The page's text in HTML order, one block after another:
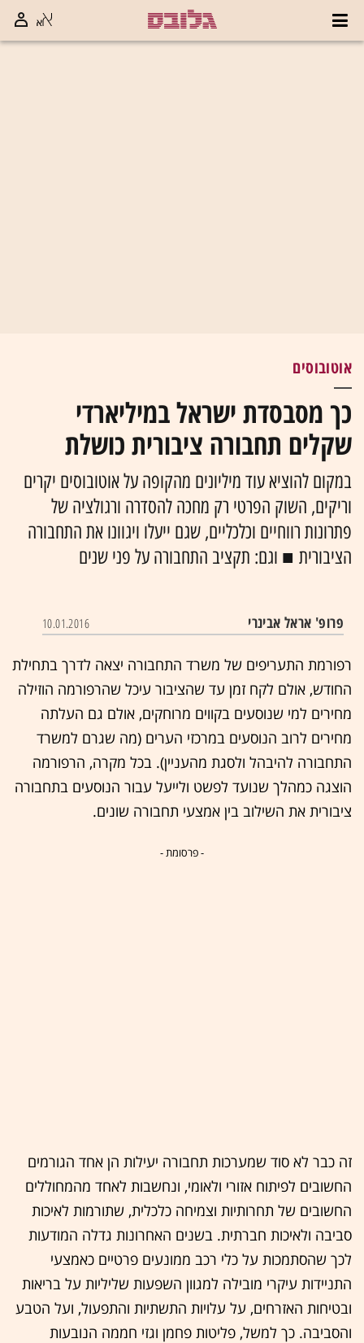
אוטובוסים
כך מסבסדת ישראל במיליארדי
שקלים תחבורה ציבורית כושלת
במקום להוציא עוד מיליונים מהקופה על אוטובוסים יקרים
וריקים, השוק הפרטי רק מחכה להסדרה ורגולציה של
פתרונות רווחיים וכלכליים, שגם ייעלו ויגוונו את התחבורה
הציבורית ■ וגם: תקציב התחבורה על פני שנים
פרופ' אראל אבינרי 10.01.2016
רפורמת התעריפים של משרד התחבורה יצאה לדרך בתחילת
החודש, אולם לקח זמן עד שהציבור עיכל שהרפורמה הוזילה
מחירים למי שנוסעים בקווים מרוחקים, אולם גם העלתה
מחירים לרוב הנוסעים במרכזי הערים (מה שגרם למשרד
התחבורה להיבהל ולסגת מהעניין). בכל מקרה, הרפורמה
הוצגה כמהלך שנועד לפשט ולייעל עבור הנוסעים בתחבורה
ציבורית את השילוב בין אמצעי תחבורה שונים.
- פרסומת -
זה כבר לא סוד שמערכות תחבורה יעילות הן אחד הגורמים
החשובים לפיתוח אזורי ולאומי, ונחשבות לאחד מהמחוללים
החשובים של תחרותיות וצמיחה כלכלית, שתורמות לאיכות
סביבה ולאיכות חברתית. בשנים האחרונות גדלה המודעות
לכך שהסתמכות על כלי רכב ממונעים פרטיים כאמצעי
התניידות עיקרי מובילה למגוון השפעות שליליות על בריאות
ובטיחות האזרחים, על עלויות התשתיות והתפעול, ועל הטבע
והסביבה. כך למשל, פליטות פחמן וגזי חממה הנובעות